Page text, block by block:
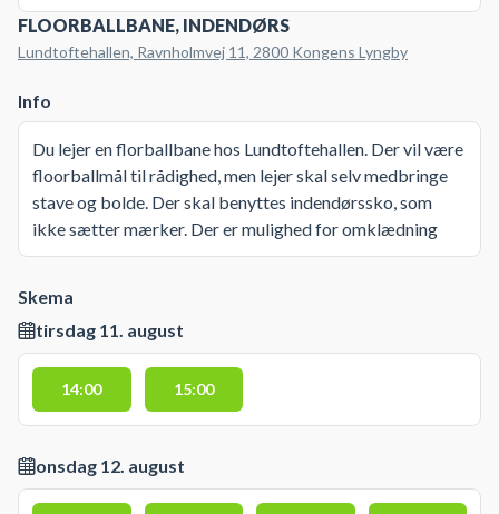
FLOORBALLBANE, INDENDØRS
Lundtoftehallen, Ravnholmvej 11, 2800 Kongens Lyngby
Info
Du lejer en florballbane hos Lundtoftehallen. Der vil være
floorballmål til rådighed, men lejer skal selv medbringe
stave og bolde. Der skal benyttes indendørssko, som
ikke sætter mærker. Der er mulighed for omklædning
Skema
tirsdag 11. august
14:00 15:00
onsdag 12. august